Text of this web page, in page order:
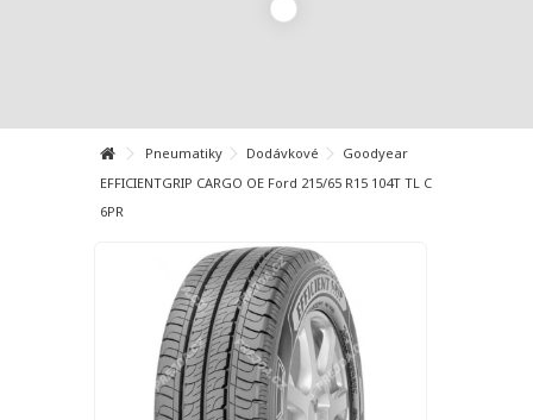
Pneumatiky Dodávkové
Goodyear
EFFICIENTGRIP CARGO OE Ford 215/65 R15 104T TL C
6PR